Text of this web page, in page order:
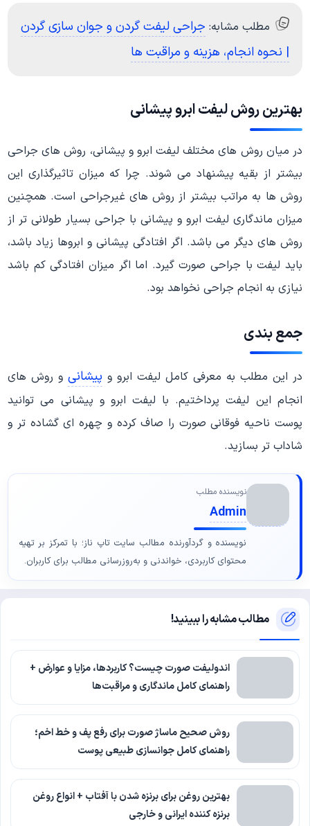
مطلب مشابه: جراحی لیفت گردن و جوان سازی گردن
| نحوه انجام، هزینه و مراقبت ها
بهترین روش لیفت ابرو پیشانی
در میان روش های مختلف لیفت ابرو و پیشانی، روش های جراحی
بیشتر از بقیه پیشنهاد می شوند. چرا که میزان تاثیرگذاری این
روش ها به مراتب بیشتر از روش های غیرجراحی است. همچنین
میزان ماندگاری لیفت ابرو و پیشانی با جراحی بسیار طولانی تر از
روش های دیگر می باشد. اگر افتادگی پیشانی و ابروها زیاد باشد،
باید لیفت با جراحی صورت گیرد. اما اگر میزان افتادگی کم باشد
نیازی به انجام جراحی نخواهد بود.
جمع بندی
در این مطلب به معرفی کامل لیفت ابرو و پیشانیو روش های
انجام این لیفت پرداختیم. با لیفت ابرو و پیشانی می توانید
پوست ناحیه فوقانی صورت را صاف کرده و چهره ای گشاده تر و
شاداب تر بسازید.
نویسنده مطلب
Admin
نویسنده و گردآورنده مطالب سایت تاپ ناز؛ با تمرکز بر تهیه
محتوای کاربردی، خواندنی و به‌روزرسانی مطالب برای کاربران.
مطالب مشابه را ببینید!
اندولیفت صورت چیست؟ کاربردها، مزایا و عوارض +
راهنمای کامل ماندگاری و مراقبت‌ها
روش صحیح ماساژ صورت برای رفع پف و خط اخم؛
راهنمای کامل جوانسازی طبیعی پوست
بهترین روغن برای برنزه شدن با آفتاب + انواع روغن
برنزه کننده ایرانی و خارجی